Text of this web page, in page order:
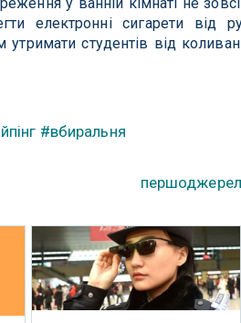
у ванній кімнаті не
електронні сигарети від
студентів від
#вбиральня